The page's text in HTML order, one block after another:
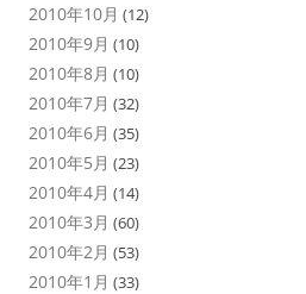
2010年10月 (12)
2010年9月 (10)
2010年8月 (10)
2010年7月 (32)
2010年6月 (35)
2010年5月 (23)
2010年4月 (14)
2010年3月 (60)
2010年2月 (53)
2010年1月 (33)